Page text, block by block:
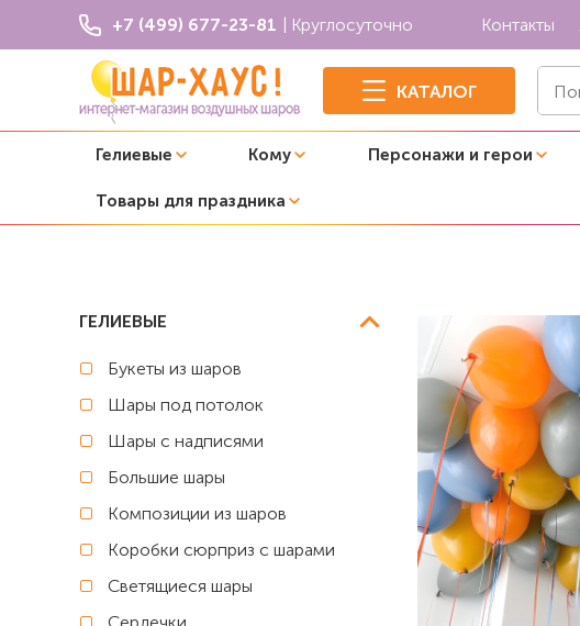
+7 (499) 677-23-81 | Круглосуточно Контакты
КАТАЛОГ
Гелиевые Кому Персонажи и герои
Товары для праздника
Шары под потолок
ГЕЛИЕВЫЕ
Букеты из шаров
Шары под потолок
Шары с надписями
Большие шары
Композиции из шаров
Коробки сюрприз с шарами
Светящиеся шары